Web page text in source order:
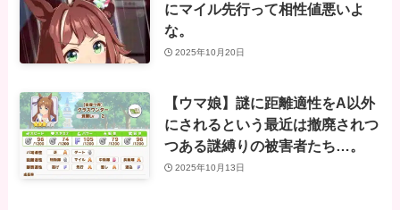
にマイル先行って相性値悪いよ
な。
2025年10月20日
【ウマ娘】謎に距離適性をA以外
にされるという最近は撤廃されつ
つある謎縛りの被害者たち…。
2025年10月13日